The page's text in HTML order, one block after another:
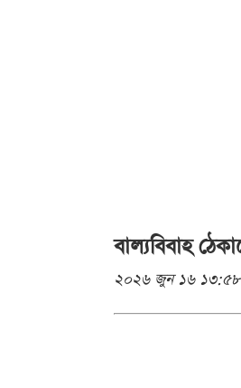
বাল্যবিবাহ
২০২৬ জুন ১৬